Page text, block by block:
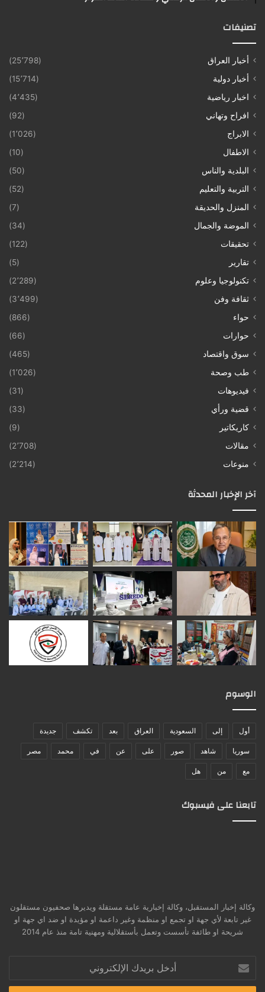
تصنيفات
أخبار العراق
(25٬798)
أخبار دولية
(15٬714)
اخبار رياضية
(4٬435)
افراح وتهاني
(92)
الابراج
(1٬026)
الاطفال
(10)
البلدية والناس
(50)
التربية والتعليم
(52)
المنزل والحديقة
(7)
الموضة والجمال
(34)
تحقيقات
(122)
تقارير
(5)
تكنولوجيا وعلوم
(2٬289)
ثقافة وفن
(3٬499)
حواء
(866)
حوارات
(66)
سوق واقتصاد
(465)
طب وصحة
(1٬026)
فيديوهات
(31)
قضية ورأي
(33)
كاريكاتير
(9)
مقالات
(2٬708)
منوعات
(2٬214)
آخر الإخبار المحدثة
الوسوم
أول إلى السعودية العراق بعد تكشف جديدة
سوريا شاهد صور على عن في محمد مصر
مع من هل
تابعنا على فيسبوك
وكالة إخبار المستقبل، وكالة إخبارية عامة مستقلة ويديرها صحفيون مستقلون
غير تابعة لأي جهة او تجمع او منظمة وغير داعمة او مؤيدة او ضد اي جهة او
شريحة او طائفة تأسست وتعمل بأستقلالية ومهنية تامة منذ عام 2014
بريدك
الإلكتروني